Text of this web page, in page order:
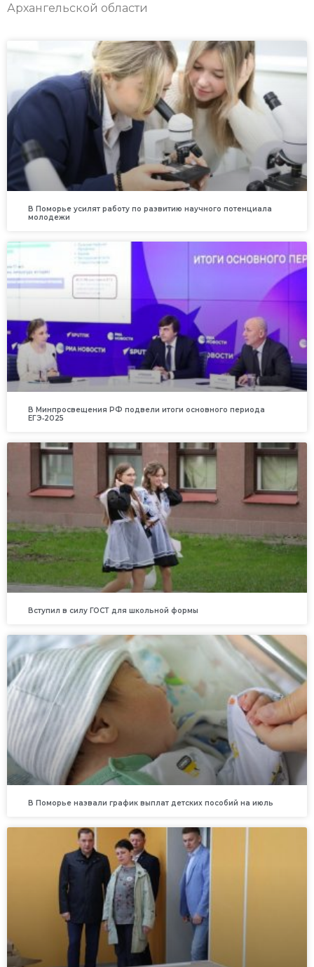
Архангельской области
В Поморье усилят работу по развитию научного потенциала
молодежи
В Минпросвещения РФ подвели итоги основного периода
ЕГЭ‑2025
Вступил в силу ГОСТ для школьной формы
В Поморье назвали график выплат детских пособий на июль